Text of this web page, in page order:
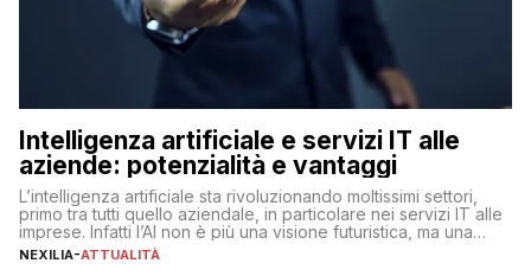
Intelligenza artificiale e servizi IT alle
aziende: potenzialità e vantaggi
L’intelligenza artificiale sta rivoluzionando moltissimi settori,
primo tra tutti quello aziendale, in particolare nei servizi IT alle
imprese. Infatti l’AI non è più una visione futuristica, ma una
realtà operativa che sta portando a un cambio significativo in
NEXILIA-ATTUALITÀ